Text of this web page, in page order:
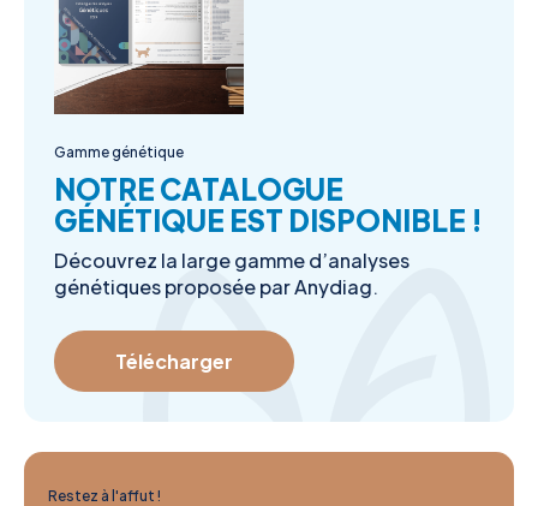
Gamme génétique
NOTRE CATALOGUE
GÉNÉTIQUE EST DISPONIBLE !
Découvrez la large gamme d’analyses
génétiques proposée par Anydiag.
Télécharger
Restez à l'affut !